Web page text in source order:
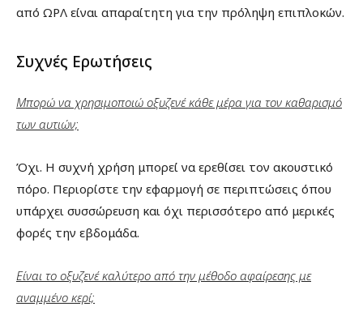
από ΩΡΛ είναι απαραίτητη για την πρόληψη επιπλοκών.
Συχνές Ερωτήσεις
Μπορώ να χρησιμοποιώ οξυζενέ κάθε μέρα για τον καθαρισμό
των αυτιών;
Όχι. Η συχνή χρήση μπορεί να ερεθίσει τον ακουστικό
πόρο. Περιορίστε την εφαρμογή σε περιπτώσεις όπου
υπάρχει συσσώρευση και όχι περισσότερο από μερικές
φορές την εβδομάδα.
Είναι το οξυζενέ καλύτερο από την μέθοδο αφαίρεσης με
αναμμένο κερί;